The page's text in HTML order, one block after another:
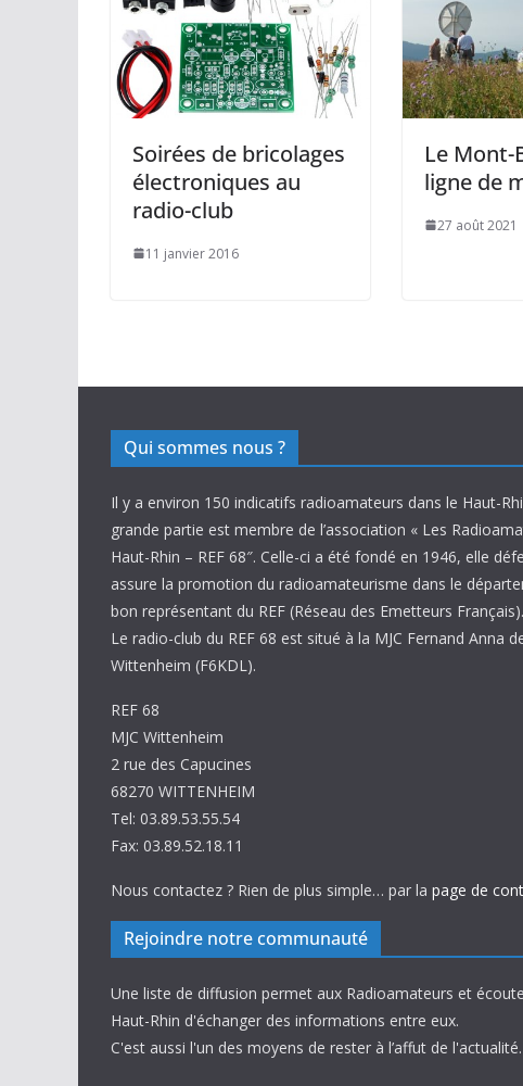
Soirées de bricolages
électroniques au
radio-club
11 janvier 2016
Le Mont-
ligne de
27 août 2021
Qui sommes nous ?
Il y a environ 150 indicatifs radioamateurs dans le Haut-
grande partie est membre de l’association « Les
Haut-Rhin – REF 68″. Celle-ci a été fondé en 1946, elle
assure la promotion du radioamateurisme dans le
bon représentant du REF (Réseau des Emetteurs Français).
Le radio-club du REF 68 est situé à la MJC Fernand Anna
Wittenheim (F6KDL).
REF 68
MJC Wittenheim
2 rue des Capucines
68270 WITTENHEIM
Tel: 03.89.53.55.54
Fax: 03.89.52.18.11
Nous contactez ? Rien de plus simple… par la page de
Rejoindre notre communauté
Une liste de diffusion permet aux Radioamateurs et
Haut-Rhin d'échanger des informations entre eux.
C'est aussi l'un des moyens de rester à l’affut de l'actualité.